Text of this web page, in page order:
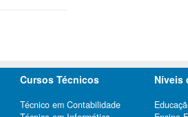
Cursos Técnicos
Técnico em Contabilidade
Níveis